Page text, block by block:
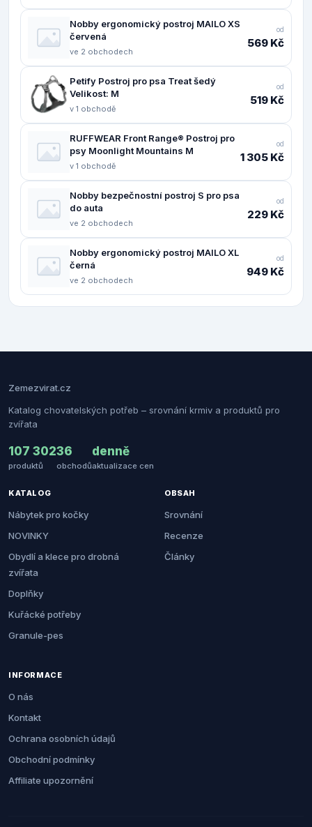
Nobby ergonomický postroj MAILO XS
červená
ve 2 obchodech
od
569 Kč
Petify Postroj pro psa Treat šedý
Velikost: M
v 1 obchodě
od
519 Kč
RUFFWEAR Front Range® Postroj pro
psy Moonlight Mountains M
v 1 obchodě
od
1 305 Kč
Nobby bezpečnostní postroj S pro psa
do auta
ve 2 obchodech
od
229 Kč
Nobby ergonomický postroj MAILO XL
černá
ve 2 obchodech
od
949 Kč
Zemezvirat.cz
Katalog chovatelských potřeb – srovnání krmiv a produktů pro
zvířata
107 302
produktů
36
obchodů
denně
aktualizace cen
KATALOG
Nábytek pro kočky
NOVINKY
Obydlí a klece pro drobná
zvířata
Doplňky
Kuřácké potřeby
Granule-pes
OBSAH
Srovnání
Recenze
Články
INFORMACE
O nás
Kontakt
Ochrana osobních údajů
Obchodní podmínky
Affiliate upozornění